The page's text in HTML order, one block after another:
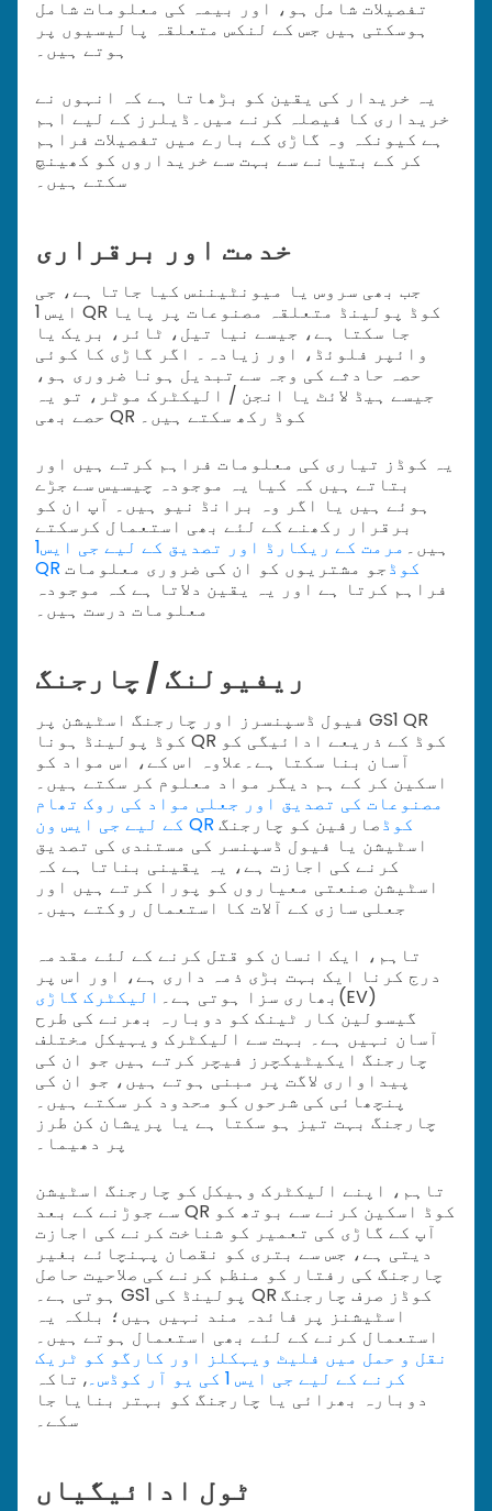
تفصیلات شامل ہو، اور بیمہ کی معلومات شامل
ہوسکتی ہیں جس کے لنکس متعلقہ پالیسیوں پر
ہوتے ہیں۔
یہ خریدار کی یقین کو بڑھاتا ہے کہ انہوں نے
خریداری کا فیصلہ کرنے میں۔ ڈیلرز کے لیے اہم
ہے کیونکہ وہ گاڑی کے بارے میں تفصیلات فراہم
کر کے بتیانے سے بہت سے خریداروں کو کھینچ
سکتے ہیں۔
خدمت اور برقراری
جب بھی سروس یا میونٹیننس کیا جاتا ہے، جی
ایس 1 QR کوڈ پولینڈ متعلقہ مصنوعات پر پایا
جا سکتا ہے، جیسے نیا تیل، ٹائر، بریک یا
وائپر فلوئڈ، اور زیادہ۔ اگر گاڑی کا کوئی
حصہ حادثے کی وجہ سے تبدیل ہونا ضروری ہو،
جیسے ہیڈ لائٹ یا انجن / الیکٹرک موٹر، تو یہ
حصے بھی QR کوڈ رکھ سکتے ہیں۔
یہ کوڈز تیاری کی معلومات فراہم کرتے ہیں اور
بتاتے ہیں کہ کیا یہ موجودہ چیسیس سے جڑے
ہوئے ہیں یا اگر وہ برانڈ نیو ہیں۔ آپ ان کو
برقرار رکھنے کے لئے بھی استعمال کرسکتے
ہیں۔
مرمت کے ریکارڈ اور تصدیق کے لیے جی ایس1
QR کوڈجو مشتریوں کو ان کی ضروری معلومات
فراہم کرتا ہے اور یہ یقین دلاتا ہے کہ موجودہ
معلومات درست ہیں۔
ریفیولنگ / چارجنگ
فیول ڈسپنسرز اور چارجنگ اسٹیشن پر GS1 QR
کوڈ پولینڈ ہونا QR کوڈ کے ذریعے ادائیگی کو
آسان بنا سکتا ہے۔ علاوہ اس کے، اس مواد کو
اسکین کر کے ہم دیگر مواد معلوم کر سکتے ہیں۔
مصنوعات کی تصدیق اور جعلی مواد کی روک تھام
کے لیے جی ایس ون QR کوڈصارفین کو چارجنگ
اسٹیشن یا فیول ڈسپنسر کی مستندی کی تصدیق
کرنے کی اجازت ہے، یہ یقینی بناتا ہے کہ
اسٹیشن صنعتی معیاروں کو پورا کرتے ہیں اور
جعلی سازی کے آلات کا استعمال روکتے ہیں۔
تاہم، ایک انسان کو قتل کرنے کے لئے مقدمہ
درج کرنا ایک بہت بڑی ذمہ داری ہے، اور اس پر
بھاری سزا ہوتی ہے۔ الیکٹرک گاڑی
(EV)
گیسولین کار ٹینک کو دوبارہ بھرنے کی طرح
آسان نہیں ہے۔ بہت سے الیکٹرک ویہیکل مختلف
چارجنگ ایکیٹیکچرز فیچر کرتے ہیں جو ان کی
پیداواری لاگت پر مبنی ہوتے ہیں، جو ان کی
پنچھائی کی شرحوں کو محدود کر سکتے ہیں۔
چارجنگ بہت تیز ہو سکتا ہے یا پریشان کن طرز
پر دھیما۔
تاہم، اپنے الیکٹرک وہیکل کو چارجنگ اسٹیشن
سے جوڑنے کے بعد QR کوڈ اسکین کرنے سے بوتھ کو
آپ کے گاڑی کی تعمیر کو شناخت کرنے کی اجازت
دیتی ہے، جس سے بتری کو نقصان پہنچائے بغیر
چارجنگ کی رفتار کو منظم کرنے کی صلاحیت حاصل
ہوتی ہے۔ GS1 پولینڈ کی QR کوڈز صرف چارجنگ
اسٹیشنز پر فائدہ مند نہیں ہیں؛ بلکہ یہ
استعمال کرنے کے لئے بھی استعمال ہوتے ہیں۔
نقل و حمل میں فلیٹ ویہکلز اور کارگو کو ٹریک
کرنے کے لیے جی ایس 1 کی یو آر کوڈس۔
, تاکہ
دوبارہ بھرائی یا چارجنگ کو بہتر بنایا جا
سکے۔
ٹول ادائیگیاں